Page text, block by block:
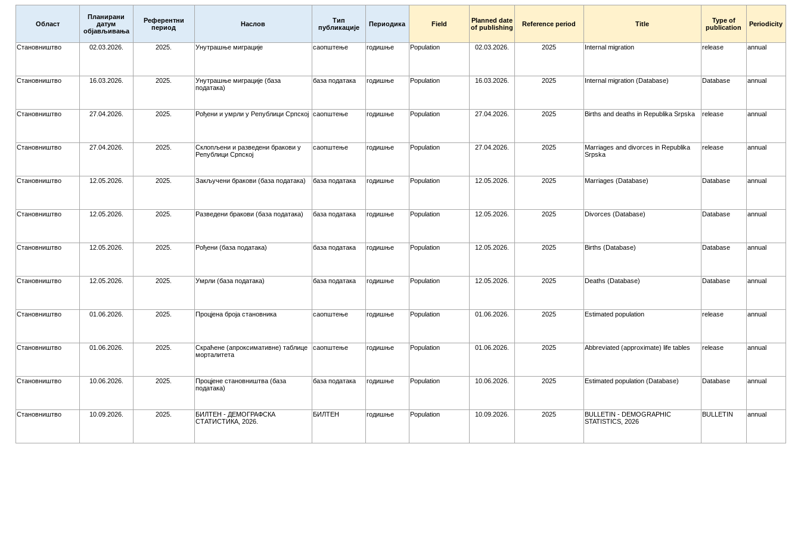
Област
Планирани
датум
објављивања
Референтни
период
Наслов
Тип
публикације
Периодика Field
Planned date
of publishing
Reference period Title
Type of
publication
Periodicity
Становништво 02.03.2026. 2025. Унутрашње миграције саопштење годишње Population 02.03.2026. 2025 Internal migration release annual
Становништво 16.03.2026. 2025.
Унутрашње миграције (база
података)
база података годишње Population 16.03.2026. 2025 Internal migration (Database) Database annual
Становништво 27.04.2026. 2025. Рођени и умрли у Републици Српској саопштење годишње Population 27.04.2026. 2025 Births and deaths in Republika Srpska release annual
Становништво 27.04.2026. 2025.
Склопљени и разведени бракови у
Републици Српској
саопштење годишње Population 27.04.2026. 2025
Marriages and divorces in Republika
Srpska
release annual
Становништво 12.05.2026. 2025. Закључени бракови (база података) база података годишње Population 12.05.2026. 2025 Marriages (Database) Database annual
Становништво 12.05.2026. 2025. Разведени бракови (база података) база података годишње Population 12.05.2026. 2025 Divorces (Database) Database annual
Становништво 12.05.2026. 2025. Рођени (база података) база података годишње Population 12.05.2026. 2025 Births (Database) Database annual
Становништво 12.05.2026. 2025. Умрли (база података) база података годишње Population 12.05.2026. 2025 Deaths (Database) Database annual
Становништво 01.06.2026. 2025. Процјена броја становника саопштење годишње Population 01.06.2026. 2025 Estimated population release annual
Становништво 01.06.2026. 2025.
Скраћене (апроксимативне) таблице
морталитета
саопштење годишње Population 01.06.2026. 2025 Abbreviated (approximate) life tables release annual
Становништво 10.06.2026. 2025.
Процјене становништва (база
података)
база података годишње Population 10.06.2026. 2025 Estimated population (Database) Database annual
Становништво 10.09.2026. 2025.
БИЛТЕН - ДЕМОГРАФСКА
СТАТИСТИКА, 2026.
БИЛТЕН годишње Population 10.09.2026. 2025
BULLETIN - DEMOGRAPHIC
STATISTICS, 2026
BULLETIN annual